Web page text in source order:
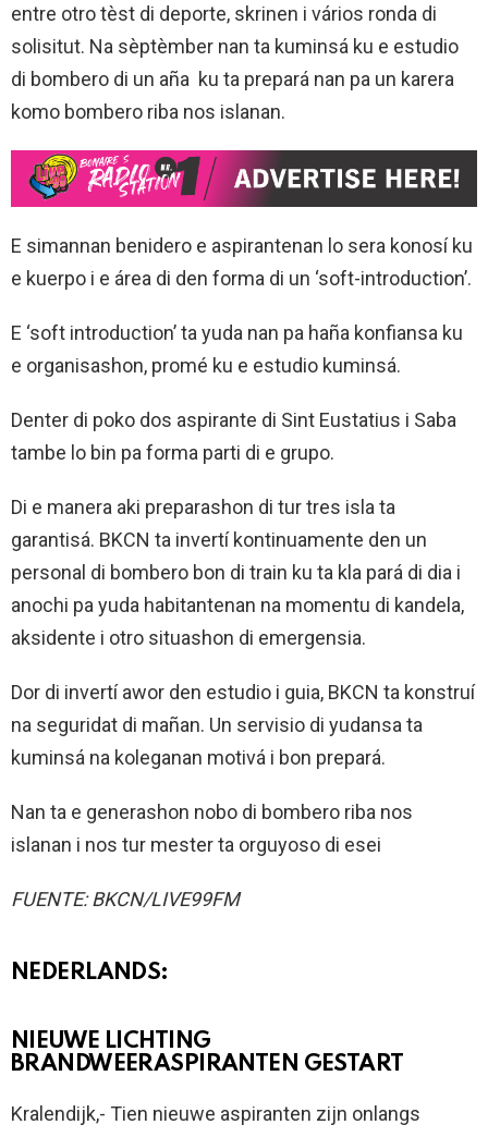
entre otro tèst di deporte, skrinen i vários ronda di
solisitut. Na sèptèmber nan ta kuminsá ku e estudio
di bombero di un aña ku ta prepará nan pa un karera
komo bombero riba nos islanan.
E simannan benidero e aspirantenan lo sera konosí ku
e kuerpo i e área di den forma di un ‘soft-introduction’.
E ‘soft introduction’ ta yuda nan pa haña konfiansa ku
e organisashon, promé ku e estudio kuminsá.
Denter di poko dos aspirante di Sint Eustatius i Saba
tambe lo bin pa forma parti di e grupo.
Di e manera aki preparashon di tur tres isla ta
garantisá. BKCN ta invertí kontinuamente den un
personal di bombero bon di train ku ta kla pará di dia i
anochi pa yuda habitantenan na momentu di kandela,
aksidente i otro situashon di emergensia.
Dor di invertí awor den estudio i guia, BKCN ta konstruí
na seguridat di mañan. Un servisio di yudansa ta
kuminsá na koleganan motivá i bon prepará.
Nan ta e generashon nobo di bombero riba nos
islanan i nos tur mester ta orguyoso di esei
FUENTE: BKCN/LIVE99FM
NEDERLANDS:
NIEUWE LICHTING
BRANDWEERASPIRANTEN GESTART
Kralendijk,- Tien nieuwe aspiranten zijn onlangs